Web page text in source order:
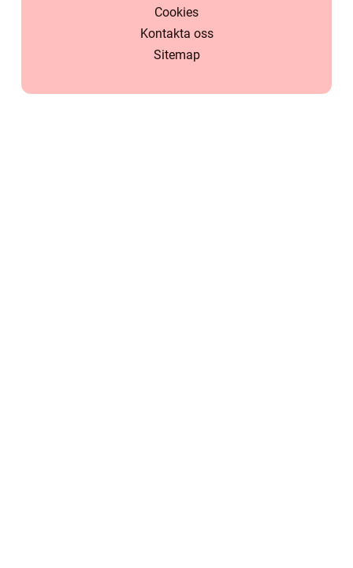
Cookies
Kontakta oss
Sitemap